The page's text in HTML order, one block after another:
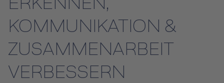
Human Factors Academy
Flugangstseminar
Für Geschäfts- & Privatkunden
ERKENNEN,
KOMMUNIKATION &
ZUSAMMENARBEIT
VERBESSERN